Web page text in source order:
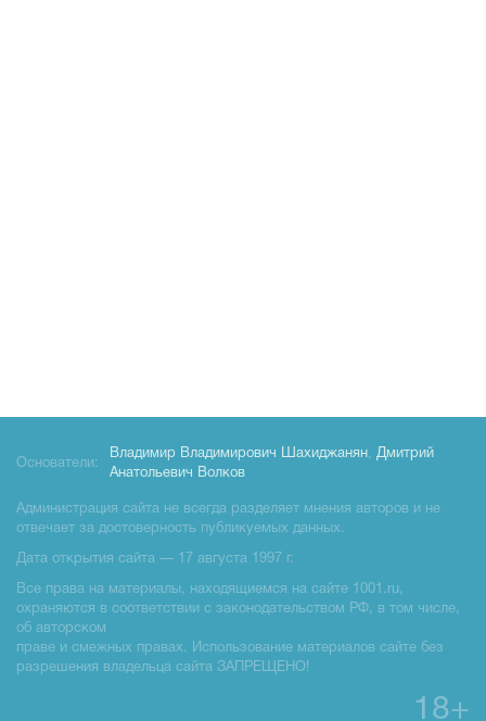
Основатели:
Владимир Владимирович Шахиджанян, Дмитрий
Анатольевич Волков
Администрация сайта не всегда разделяет мнения авторов и не
отвечает за достоверность публикуемых данных.
Дата открытия сайта — 17 августа 1997 г.
Все права на материалы, находящиемся на сайте 1001.ru,
охраняются в соответствии с законодательством РФ, в том числе,
об авторском
праве и смежных правах. Использование материалов сайте без
разрешения владельца сайта ЗАПРЕЩЕНО!
18+